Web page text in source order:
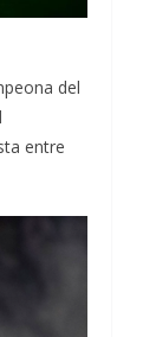
del
entre